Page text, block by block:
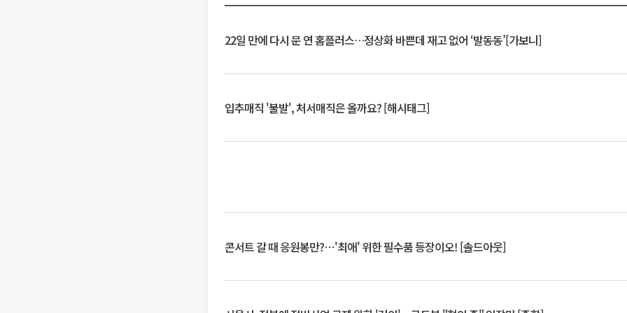
22일 만에 다시 문 연 홈플러스…정상화 바쁜데 재고 없어 ‘발동동’[가보니]
입추매직 '불발', 처서매직은 올까요? [해시태그]
콘서트 갈 때 응원봉만?⋯'최애' 위한 필수품 등장이오! [솔드아웃]